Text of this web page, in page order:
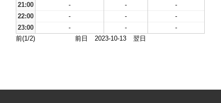
21:00
- -
-
22:00
- -
-
23:00
- -
-
前(1/2)
前日 2023-10-13 翌日